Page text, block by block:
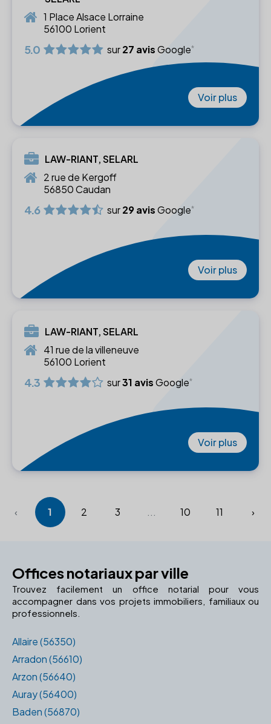
1 Place Alsace Lorraine
56100 Lorient
5.0 sur27 avisGoogle
Voir plus
LAW-RIANT, SELARL
2 rue de Kergoff
56850 Caudan
4.6 sur29 avisGoogle
Voir plus
LAW-RIANT, SELARL
41 rue de la villeneuve
56100 Lorient
4.3 sur31 avisGoogle
Voir plus
‹ 1 2 3 ... 10 11 ›
Offices notariaux par ville
Trouvez facilement un office notarial pour vous
accompagner dans vos projets immobiliers, familiaux ou
professionnels.
Allaire (56350)
Arradon (56610)
Arzon (56640)
Auray (56400)
Baden (56870)